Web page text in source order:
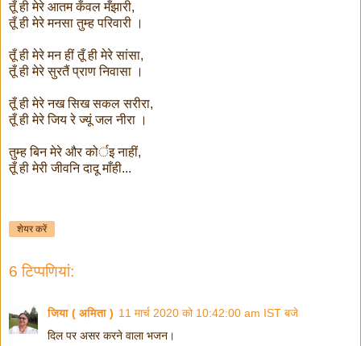
तूँ ही मेरे आतम कँवल मँझारी,
तूँ ही मेरे मनसा तुम्ह परिवारी ।
तूँ ही मेरे मन हीं तूँ ही मेरे सांसा,
तूँ ही मेरे सुरतैं प्राण निवासा ।
तूँ ही मेरे नख सिख सकल सरीरा,
तूँ ही मेरे जिय रे ज्यूं जल नीरा ।
तुम्ह बिन मेरे और कोर्इ नाहीं,
तूँ ही मेरी जीवनि दादू माँही...
शेयर करें
6 टिप्‍पणियां:
जिया ( अमिता ) 11 मार्च 2020 को 10:42:00 am IST बजे
दिल पर असर करने वाला भजन।